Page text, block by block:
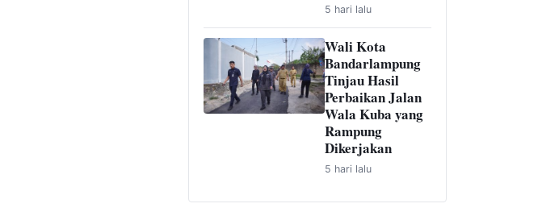
5 hari lalu
Wali Kota
Bandarlampung
Tinjau Hasil
Perbaikan Jalan
Wala Kuba yang
Rampung
Dikerjakan
5 hari lalu